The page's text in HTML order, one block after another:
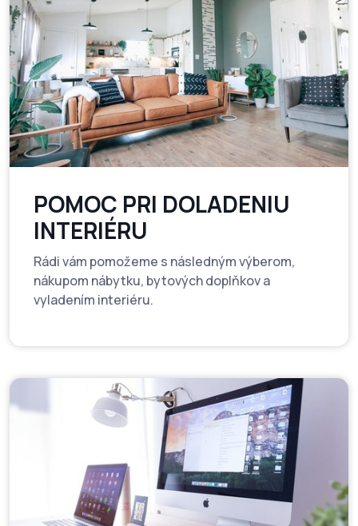
POMOC PRI DOLADENIU
INTERIÉRU
Rádi vám pomožeme s následným výberom,
nákupom nábytku, bytových doplňkov a
vyladením interiéru.